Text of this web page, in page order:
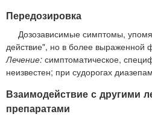
Передозировка
Дозозависимые симптомы,
действие", но в более выраженной
Лечение: симптоматическое,
неизвестен; при судорогах
Взаимодействие с другими
препаратами